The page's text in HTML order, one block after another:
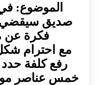
الموضوع:
صديق سيقضي
فكرة عن
مع احترام
رفع كلفة
خمس عناصر